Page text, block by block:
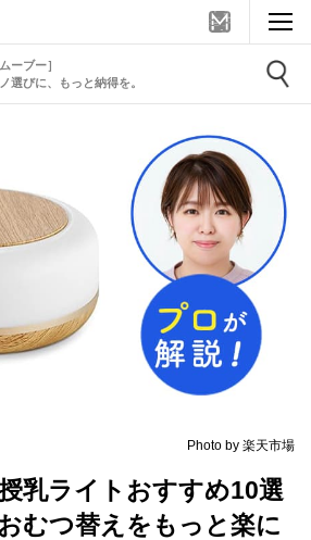
ムーブー］
選びに、もっと納得を。
Photo by 楽天市場
乳ライトおすすめ10選
むつ替えをもっと楽に